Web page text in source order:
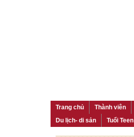
Trang chủ Thành viên
Du lịch- di sản
Tuổi Teen